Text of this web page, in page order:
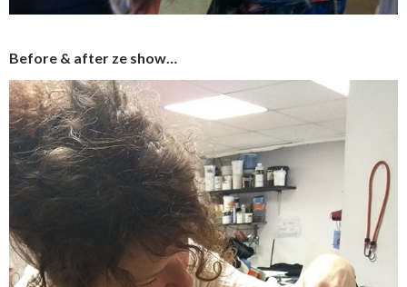
Before & after ze show…